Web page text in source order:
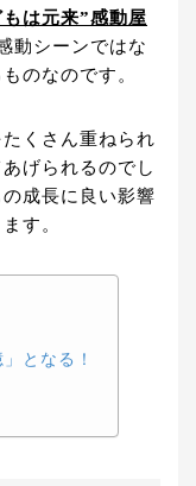
は元来”感動屋
動シーンではな
のなのです。
くさん重ねられ
げられるのでし
成長に良い影響
す。
となる！